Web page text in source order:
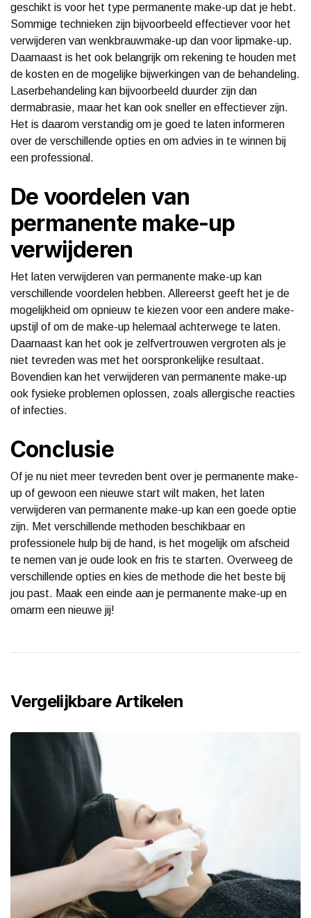
geschikt is voor het type permanente make-up dat je hebt.
Sommige technieken zijn bijvoorbeeld effectiever voor het
verwijderen van wenkbrauwmake-up dan voor lipmake-up.
Daarnaast is het ook belangrijk om rekening te houden met
de kosten en de mogelijke bijwerkingen van de behandeling.
Laserbehandeling kan bijvoorbeeld duurder zijn dan
dermabrasie, maar het kan ook sneller en effectiever zijn.
Het is daarom verstandig om je goed te laten informeren
over de verschillende opties en om advies in te winnen bij
een professional.
De voordelen van
permanente make-up
verwijderen
Het laten verwijderen van permanente make-up kan
verschillende voordelen hebben. Allereerst geeft het je de
mogelijkheid om opnieuw te kiezen voor een andere make-
upstijl of om de make-up helemaal achterwege te laten.
Daarnaast kan het ook je zelfvertrouwen vergroten als je
niet tevreden was met het oorspronkelijke resultaat.
Bovendien kan het verwijderen van permanente make-up
ook fysieke problemen oplossen, zoals allergische reacties
of infecties.
Conclusie
Of je nu niet meer tevreden bent over je permanente make-
up of gewoon een nieuwe start wilt maken, het laten
verwijderen van permanente make-up kan een goede optie
zijn. Met verschillende methoden beschikbaar en
professionele hulp bij de hand, is het mogelijk om afscheid
te nemen van je oude look en fris te starten. Overweeg de
verschillende opties en kies de methode die het beste bij
jou past. Maak een einde aan je permanente make-up en
omarm een nieuwe jij!
Vergelijkbare Artikelen